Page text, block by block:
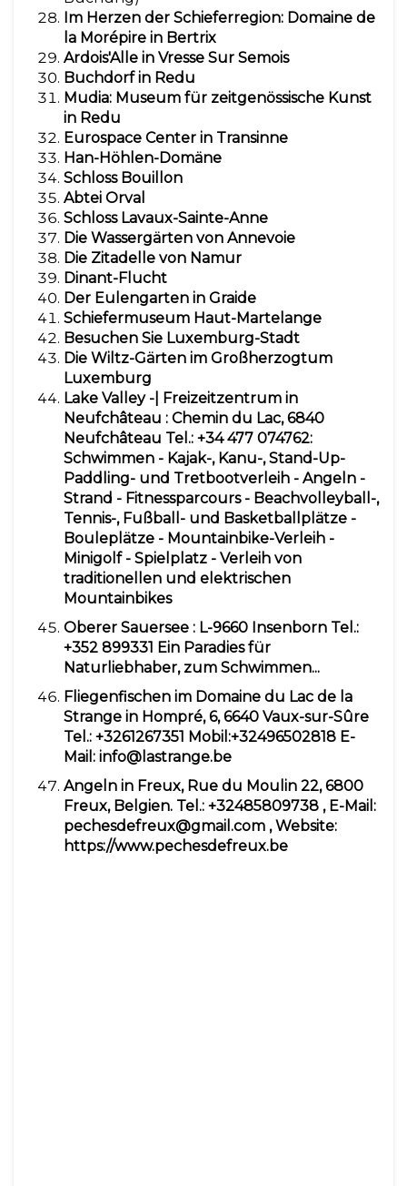
Im Herzen der Schieferregion: Domaine de
la Morépire in Bertrix
Ardois'Alle in Vresse Sur Semois
Buchdorf in Redu
Mudia: Museum für zeitgenössische Kunst
in Redu
Eurospace Center in Transinne
Han-Höhlen-Domäne
Schloss Bouillon
Abtei Orval
Schloss Lavaux-Sainte-Anne
Die Wassergärten von Annevoie
Die Zitadelle von Namur
Dinant-Flucht
Der Eulengarten in Graide
Schiefermuseum Haut-Martelange
Besuchen Sie Luxemburg-Stadt
Die Wiltz-Gärten im Großherzogtum
Luxemburg
Lake Valley -| Freizeitzentrum in
Neufchâteau : Chemin du Lac, 6840
Neufchâteau Tel.: +34 477 074762:
Schwimmen - Kajak-, Kanu-, Stand-Up-
Paddling- und Tretbootverleih - Angeln -
Strand - Fitnessparcours - Beachvolleyball-,
Tennis-, Fußball- und Basketballplätze -
Bouleplätze - Mountainbike-Verleih -
Minigolf - Spielplatz - Verleih von
traditionellen und elektrischen
Mountainbikes
Oberer Sauersee : L-9660 Insenborn Tel.:
+352 899331 Ein Paradies für
Naturliebhaber, zum Schwimmen...
Fliegenfischen im Domaine du Lac de la
Strange in Hompré, 6, 6640 Vaux-sur-Sûre
Tel.: +3261267351 Mobil:+32496502818 E-
Mail: info@lastrange.be
Angeln in Freux, Rue du Moulin 22, 6800
Freux, Belgien. Tel.: +32485809738 , E-Mail:
pechesdefreux@gmail.com , Website:
https://www.pechesdefreux.be